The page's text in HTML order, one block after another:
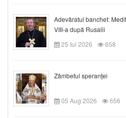
Adevăratul banchet:
VIII-a după Rusalii
25 Iul 2026
658
Zâmbetul speranței
05 Aug 2026 656